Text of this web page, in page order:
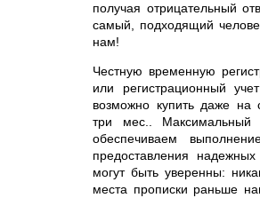
получая отрицательный
самый, подходящий
нам!
Честную временную
или регистрационный
возможно купить даже на
три мес..
обеспечиваем
предоставления
могут быть уверенны:
места прописки раньше